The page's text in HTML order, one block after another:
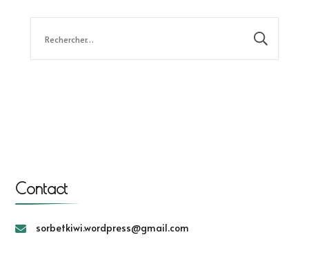
Contact
sorbetkiwi.wordpress@gmail.com